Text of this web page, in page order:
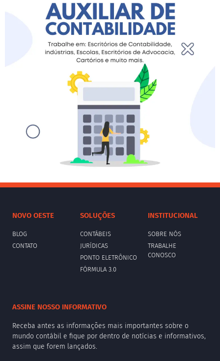
NOVO OESTE
BLOG
CONTATO
SOLUÇÕES
CONTÁBEIS
JURÍDICAS
PONTO ELETRÔNICO
FÓRMULA 3.0
INSTITUCIONAL
SOBRE NÓS
TRABALHE
CONOSCO
ASSINE NOSSO INFORMATIVO
Receba antes as informações mais importantes sobre o
mundo contábil e fique por dentro de notícias e informativos,
assim que forem lançados.